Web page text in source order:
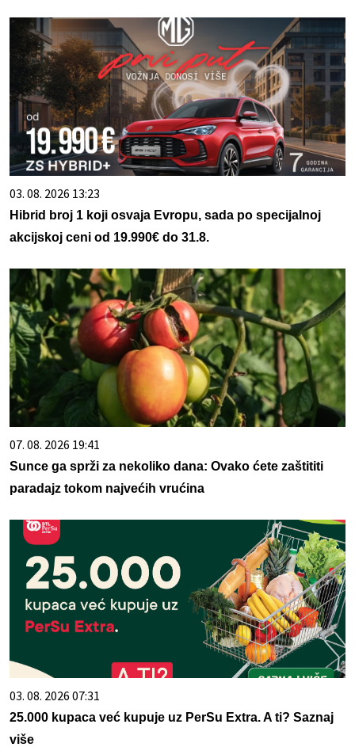
03. 08. 2026 13:23
Hibrid broj 1 koji osvaja Evropu, sada po specijalnoj
akcijskoj ceni od 19.990€ do 31.8.
07. 08. 2026 19:41
Sunce ga sprži za nekoliko dana: Ovako ćete zaštititi
paradajz tokom najvećih vrućina
03. 08. 2026 07:31
25.000 kupaca već kupuje uz PerSu Extra. A ti? Saznaj
više